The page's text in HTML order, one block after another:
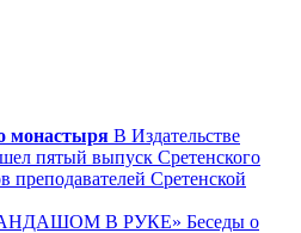
монастыря В Издательстве
пятый выпуск Сретенского
Сретенской
В РУКЕ» Беседы о